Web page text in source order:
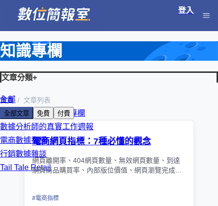
登入
知識專欄
文章分類+
全部
朱克強 KC 數位轉型專欄
數據分析師的真實工作週報
電商數據指標
行銷數據雜談
Tail Tale Retail
首頁 文章列表
全部文章 免費 付費
電商網頁指標：7種必懂的觀念
網頁離開率、404網頁數量、無效網頁數量、到達
網頁商品購買率、內部版位價值、網頁瀏覽完成
#電商指標